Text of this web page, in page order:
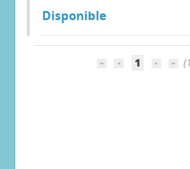
Disponible
1
Louvière